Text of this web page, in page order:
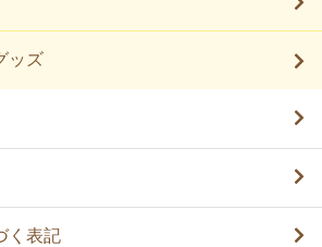
ッズ
く表記